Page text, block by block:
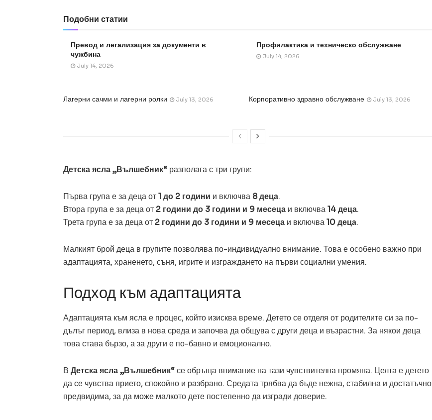
Подобни статии
Превод и легализация за документи в
чужбина
July 14, 2026
Профилактика и техническо обслужване
July 14, 2026
Лагерни сачми и лагерни ролки July 13, 2026 Корпоративно здравно обслужване July 13, 2026
Детска ясла „Вълшебник“ разполага с три групи:
Първа група е за деца от1 до 2 години и включва 8 деца.
Втора група е за деца от 2 години до 3 години и 9 месеца и включва14 деца.
Трета група е за деца от 2 години до 3 години и 9 месеца и включва10 деца.
Малкият брой деца в групите позволява по-индивидуално внимание. Това е особено важно при
адаптацията, храненето, съня, игрите и изграждането на първи социални умения.
Подход към адаптацията
Адаптацията към ясла е процес, който изисква време. Детето се отделя от родителите си за по-
дълъг период, влиза в нова среда и започва да общува с други деца и възрастни. За някои деца
това става бързо, а за други е по-бавно и емоционално.
В Детска ясла „Вълшебник“се обръща внимание на тази чувствителна промяна. Целта е детето
да се чувства прието, спокойно и разбрано. Средата трябва да бъде нежна, стабилна и достатъчно
предвидима, за да може малкото дете постепенно да изгради доверие.